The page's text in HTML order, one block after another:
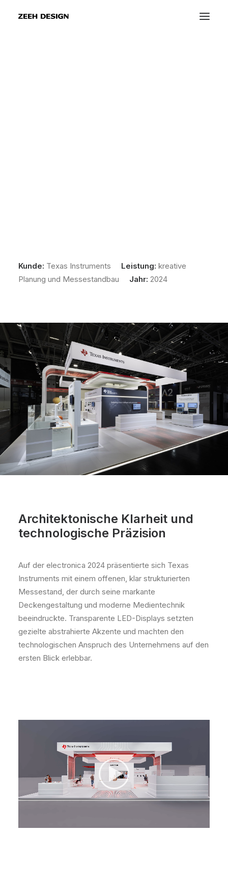
Kunde: Texas Instruments Leistung: kreative
Planung und Messestandbau Jahr: 2024
Architektonische Klarheit und
technologische Präzision
Auf der electronica 2024 präsentierte sich Texas
Instruments mit einem offenen, klar strukturierten
Messestand, der durch seine markante
Deckengestaltung und moderne Medientechnik
beeindruckte. Transparente LED-Displays setzten
gezielte abstrahierte Akzente und machten den
technologischen Anspruch des Unternehmens auf den
ersten Blick erlebbar.